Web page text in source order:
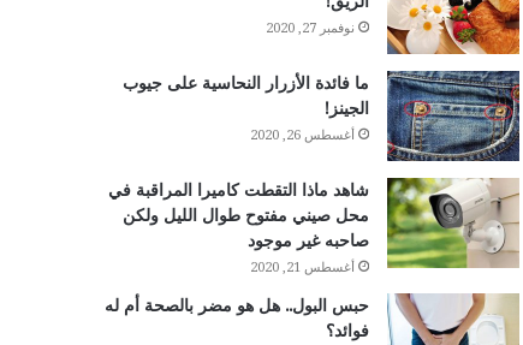
نوفمبر 27, 2020
ما فائدة الأزرار النحاسية على جيوب
الجينز!
أغسطس 26, 2020
شاهد ماذا التقطت كاميرا المراقبة في
محل صيني مفتوح طوال الليل ولكن
صاحبه غير موجود
أغسطس 21, 2020
حبس البول.. هل هو مضر بالصحة أم له
فوائد؟